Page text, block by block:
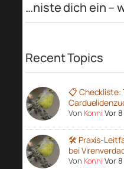
…niste dich ein –
Recent Topics
📋 Checkliste:
Von Konni Vor
🛠️ Praxis-
bei
Von Konni Vor